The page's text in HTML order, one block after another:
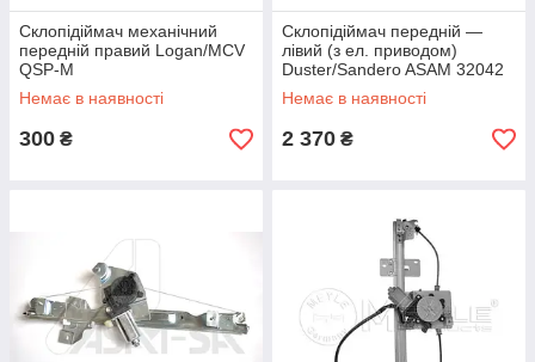
Склопідіймач механічний
передній правий Logan/MCV
QSP-M
Немає в наявності
300 ₴
Склопідіймач передній —
лівий (з ел. приводом)
Duster/Sandero ASAM 32042
Немає в наявності
2 370 ₴